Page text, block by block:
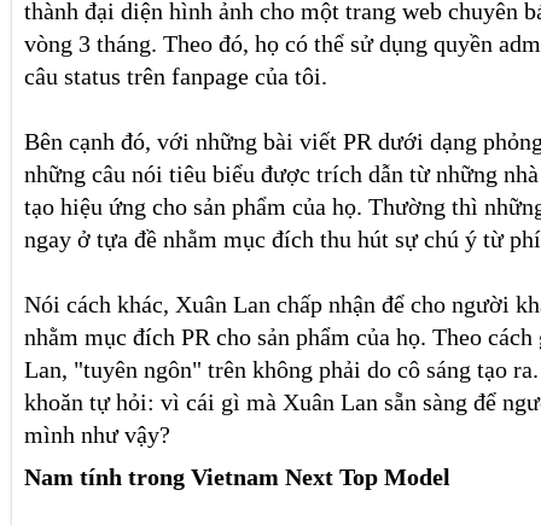
thành đại diện hình ảnh cho một trang web chuyên
vòng 3 tháng. Theo đó, họ có thể sử dụng quyền
câu status trên fanpage của tôi.
Bên cạnh đó, với những bài viết PR dưới dạng
những câu nói tiêu biểu được trích dẫn từ những
tạo hiệu ứng cho sản phẩm của họ. Thường thì
ngay ở tựa đề nhằm mục đích thu hút sự chú ý từ
Nói cách khác, Xuân Lan chấp nhận để cho người
nhằm mục đích PR cho sản phẩm của họ. Theo
Lan, "tuyên ngôn" trên không phải do cô sáng tạo
khoăn tự hỏi: vì cái gì mà Xuân Lan sẵn sàng để
mình như vậy?
Nam tính trong Vietnam Next Top Model